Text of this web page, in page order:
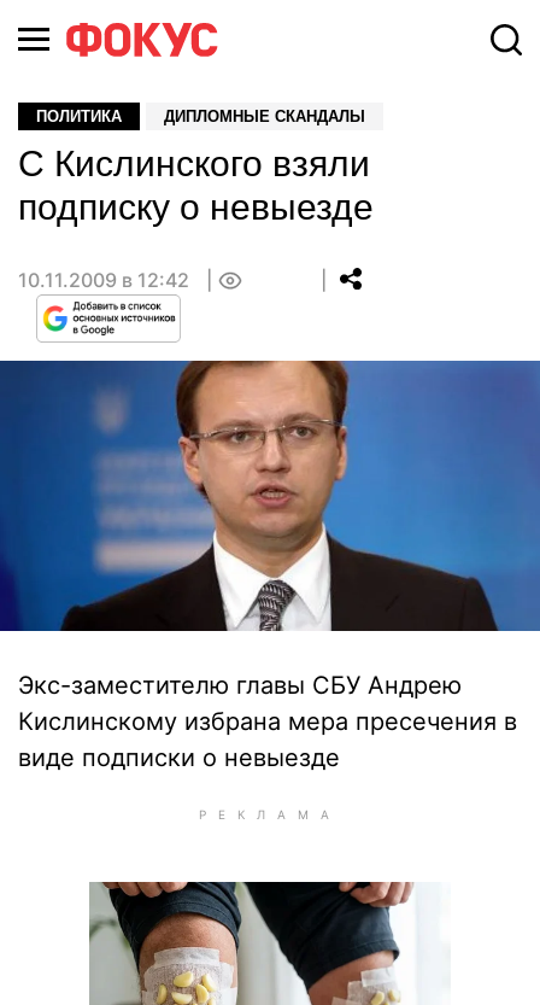
ПОЛИТИКА ДИПЛОМНЫЕ СКАНДАЛЫ
С Кислинского взяли
подписку о невыезде
10.11.2009 в 12:42
Экс-заместителю главы СБУ Андрею
Кислинскому избрана мера пресечения в
виде подписки о невыезде